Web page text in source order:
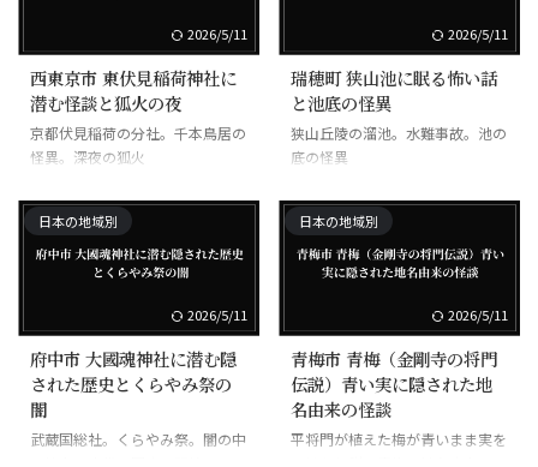
2026/5/11
西東京市 東伏見稲荷神社に
潜む怪談と狐火の夜
京都伏見稲荷の分社。千本鳥居の
怪異。深夜の狐火
2026/5/11
瑞穂町 狭山池に眠る怖い話
と池底の怪異
狭山丘陵の溜池。水難事故。池の
底の怪異
日本の地域別
2026/5/11
府中市 大國魂神社に潜む隠
された歴史とくらやみ祭の
闇
武蔵国総社。くらやみ祭。闇の中
日本の地域別
2026/5/11
青梅市 青梅（金剛寺の将門
伝説）青い実に隠された地
名由来の怪談
平将門が植えた梅が青いまま実を